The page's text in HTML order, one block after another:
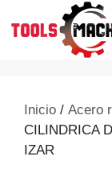
Inicio / Acero
CILINDRICA
IZAR